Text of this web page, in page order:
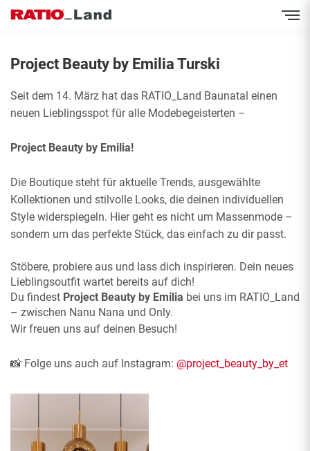
InhaltDirekt
zum
zum
Footer
Project Beauty by Emilia Turski
Seit dem 14. März hat das RATIO_Land Baunatal einen
neuen Lieblingsspot für alle Modebegeisterten –
Project Beauty by Emilia!
Die Boutique steht für aktuelle Trends, ausgewählte
Kollektionen und stilvolle Looks, die deinen individuellen
Style widerspiegeln. Hier geht es nicht um Massenmode –
sondern um das perfekte Stück, das einfach zu dir passt.
Stöbere, probiere aus und lass dich inspirieren. Dein neues
Lieblingsoutfit wartet bereits auf dich!
Du findest Project Beauty by Emilia bei uns im RATIO_Land
– zwischen Nanu Nana und Only.
Wir freuen uns auf deinen Besuch!
📸 Folge uns auch auf Instagram: @project_beauty_by_et